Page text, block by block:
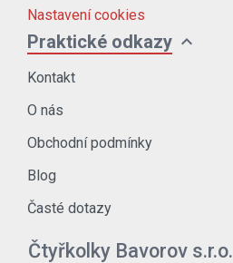
Nastavení cookies
Praktické odkazy expand_more
Kontakt
O nás
Obchodní podmínky
Blog
Časté dotazy
Čtyřkolky Bavorov s.r.o.